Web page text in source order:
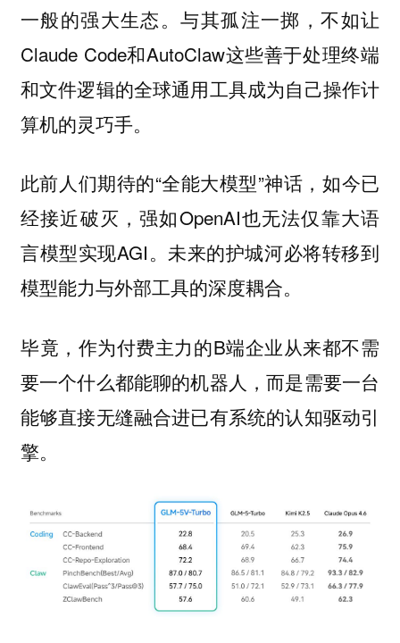
一般的强大生态。与其孤注一掷，不如让
Claude Code和AutoClaw这些善于处理终端
和文件逻辑的全球通用工具成为自己操作计
算机的灵巧手。
此前人们期待的“全能大模型”神话，如今已
经接近破灭，强如OpenAI也无法仅靠大语
言模型实现AGI。未来的护城河必将转移到
模型能力与外部工具的深度耦合。
毕竟，作为付费主力的B端企业从来都不需
要一个什么都能聊的机器人，而是需要一台
能够直接无缝融合进已有系统的认知驱动引
擎。